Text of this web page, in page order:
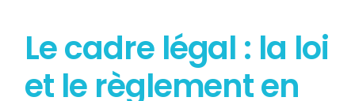
Le cadre légal : la loi
et le règlement en